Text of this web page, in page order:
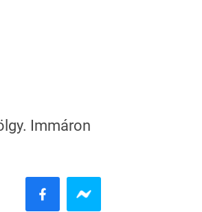
Immáron